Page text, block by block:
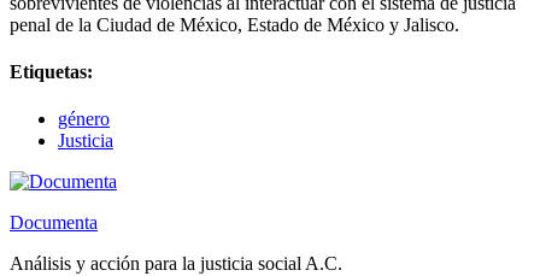
penal de la Ciudad de México, Estado de México y Jalisco.
Etiquetas:
género
Justicia
Documenta
Análisis y acción para la justicia social A.C.